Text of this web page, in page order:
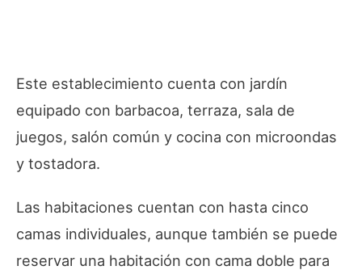
Este establecimiento cuenta con jardín
equipado con barbacoa, terraza, sala de
juegos, salón común y cocina con microondas
y tostadora.
Las habitaciones cuentan con hasta cinco
camas individuales, aunque también se puede
reservar una habitación con cama doble para